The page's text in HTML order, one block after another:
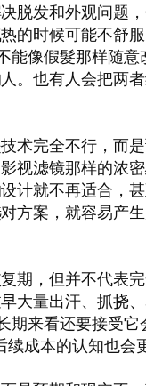
脱发和外观问题
的时候可能不
能像假髮那样随
。也有人会把
术完全不行，而
视滤镜那样的
计就不再适合，
方案，就容易产
期，但并不代表
大量出汗、抓挠
期来看还要接受
续成本的认知也会